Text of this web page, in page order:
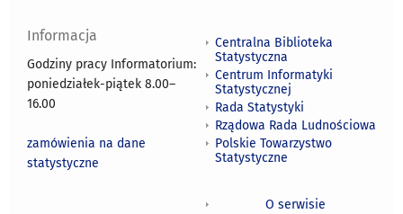
Informacja
Godziny pracy Informatorium:
poniedziałek-piątek 8.00–
16.00
zamówienia na dane
statystyczne
Centralna Biblioteka
Statystyczna
Centrum Informatyki
Statystycznej
Rada Statystyki
Rządowa Rada Ludnościowa
Polskie Towarzystwo
Statystyczne
O serwisie